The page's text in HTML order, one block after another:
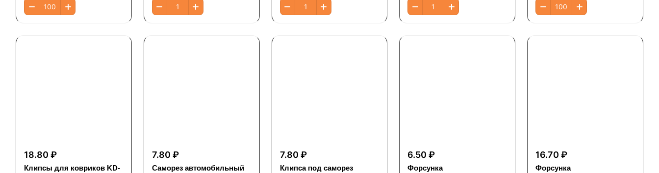
18.80 ₽
Клипсы для ковриков KD-
7.80 ₽
Саморез автомобильный
7.80 ₽
Клипса под саморез
6.50 ₽
Форсунка
16.70 ₽
Форсунка